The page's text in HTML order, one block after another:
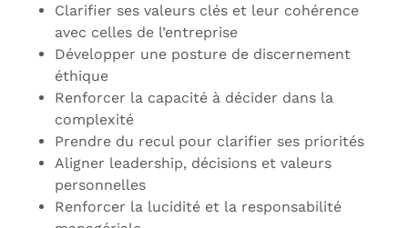
Clarifier ses valeurs clés et leur cohérence
avec celles de l’entreprise
Développer une posture de discernement
éthique
Renforcer la capacité à décider dans la
complexité
Prendre du recul pour clarifier ses priorités
Aligner leadership, décisions et valeurs
personnelles
Renforcer la lucidité et la responsabilité